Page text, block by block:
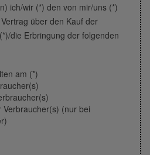
ich/wir (*) den von mir/uns (*)
über den Kauf der
die Erbringung der folgenden
am (*)
Verbraucher(s) (nur bei